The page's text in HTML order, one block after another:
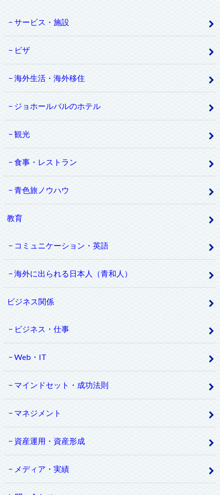
サービス・施設
ビザ
海外生活・海外移住
ジョホールバルのホテル
観光
食事・レストラン
青色旅ノウハウ
教育
コミュニケーション・英語
海外に出られる日本人（青和人）
ビジネス関係
ビジネス・仕事
Web・IT
マインドセット・成功法則
マネジメント
資産運用・資産形成
メディア・実績